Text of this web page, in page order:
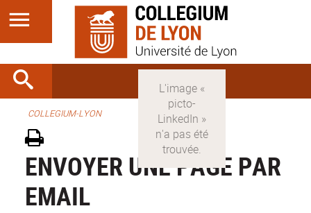
COLLEGIUM-LYON
ENVOYER UNE PAGE PAR
EMAIL